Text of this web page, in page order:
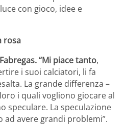
con gioco, idee e
rosa
Fabregas. “Mi piace tanto,
i suoi calciatori, li fa
La grande differenza –
i quali vogliono giocare al
speculare. La speculazione
avere grandi problemi”.